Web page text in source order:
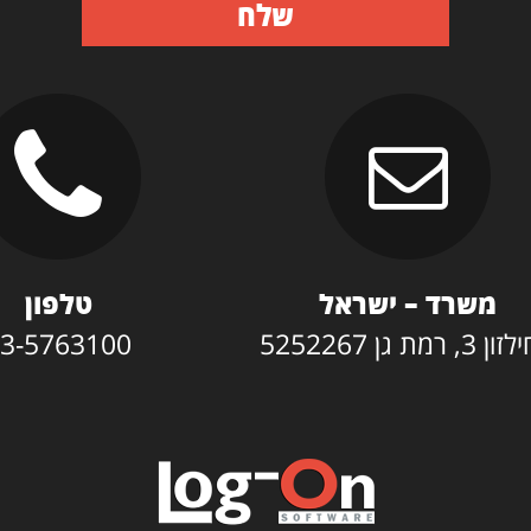
שלח
משרד – ישראל
גן 5252267
טלפון
5763100